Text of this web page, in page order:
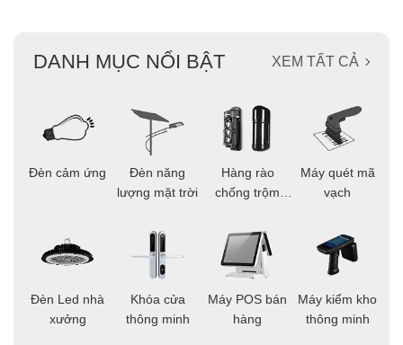
DANH MỤC NỔI BẬT XEM TẤT CẢ
Đèn cảm ứng
Đèn Led nhà
xưởng
Đèn năng
lượng mặt trời
Khóa cửa
thông minh
Hàng rào
chống trộm
Máy POS bán
hàng
Máy quét mã
vạch
Máy kiểm kho
thông minh